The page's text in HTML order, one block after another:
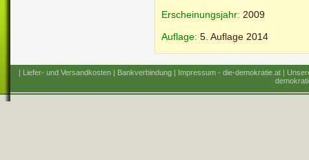
Erscheinungsjahr: 2009
Auflage: 5. Auflage 2014
| Liefer- und Versandkosten | Bankverbindung | Impressum - die-demokratie.at |